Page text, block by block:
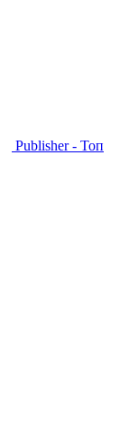
Publisher - Топ